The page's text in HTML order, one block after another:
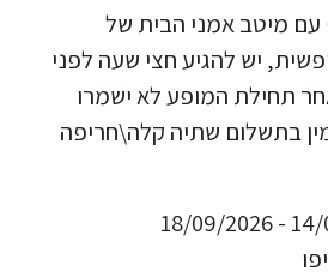
מיטב אמני הבית של
יש להגיע חצי שעה לפני
תחילת המופע לא ישמרו
בתשלום שתיה קלה\חריפה